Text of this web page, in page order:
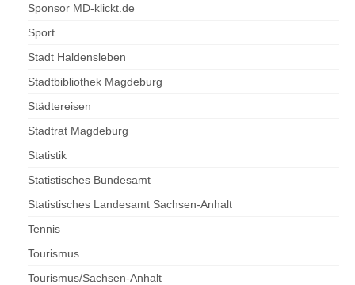
Sponsor MD-klickt.de
Sport
Stadt Haldensleben
Stadtbibliothek Magdeburg
Städtereisen
Stadtrat Magdeburg
Statistik
Statistisches Bundesamt
Statistisches Landesamt Sachsen-Anhalt
Tennis
Tourismus
Tourismus/Sachsen-Anhalt